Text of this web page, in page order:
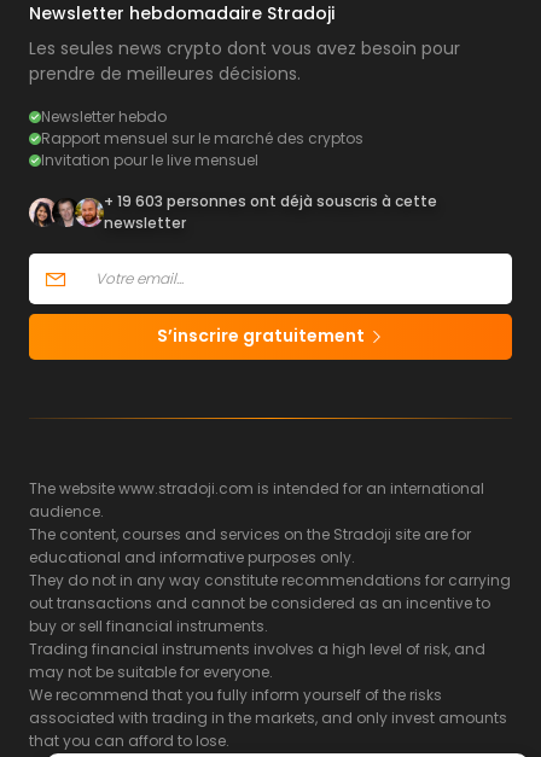
Newsletter hebdomadaire Stradoji
Les seules news crypto dont vous avez besoin pour
prendre de meilleures décisions.
Newsletter hebdo
Rapport mensuel sur le marché des cryptos
Invitation pour le live mensuel
+ 19 603 personnes ont déjà souscris à cette
newsletter
S’inscrire gratuitement
The website www.stradoji.com is intended for an international
audience.
The content, courses and services on the Stradoji site are for
educational and informative purposes only.
They do not in any way constitute recommendations for carrying
out transactions and cannot be considered as an incentive to
buy or sell financial instruments.
Trading financial instruments involves a high level of risk, and
may not be suitable for everyone.
We recommend that you fully inform yourself of the risks
associated with trading in the markets, and only invest amounts
that you can afford to lose.